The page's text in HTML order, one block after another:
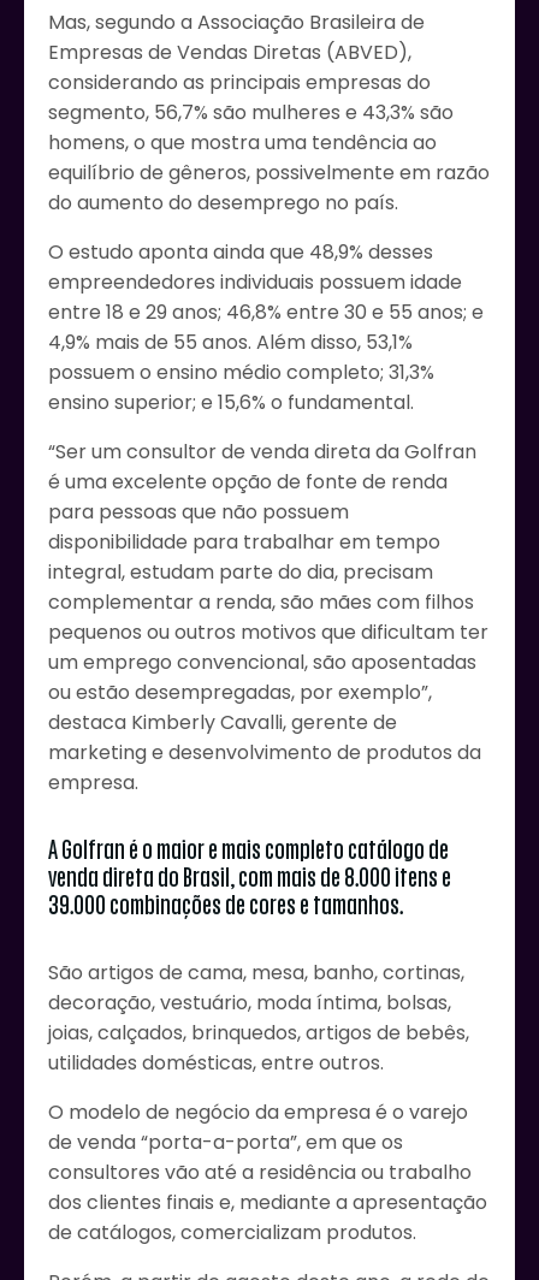
Mas, segundo a Associação Brasileira de
Empresas de Vendas Diretas (ABVED),
considerando as principais empresas do
segmento, 56,7% são mulheres e 43,3% são
homens, o que mostra uma tendência ao
equilíbrio de gêneros, possivelmente em razão
do aumento do desemprego no país.
O estudo aponta ainda que 48,9% desses
empreendedores individuais possuem idade
entre 18 e 29 anos; 46,8% entre 30 e 55 anos; e
4,9% mais de 55 anos. Além disso, 53,1%
possuem o ensino médio completo; 31,3%
ensino superior; e 15,6% o fundamental.
“Ser um consultor de venda direta da Golfran
é uma excelente opção de fonte de renda
para pessoas que não possuem
disponibilidade para trabalhar em tempo
integral, estudam parte do dia, precisam
complementar a renda, são mães com filhos
pequenos ou outros motivos que dificultam ter
um emprego convencional, são aposentadas
ou estão desempregadas, por exemplo”,
destaca Kimberly Cavalli, gerente de
marketing e desenvolvimento de produtos da
empresa.
A Golfran é o maior e mais completo catálogo de
venda direta do Brasil, com mais de 8.000 itens e
39.000 combinações de cores e tamanhos.
São artigos de cama, mesa, banho, cortinas,
decoração, vestuário, moda íntima, bolsas,
joias, calçados, brinquedos, artigos de bebês,
utilidades domésticas, entre outros.
O modelo de negócio da empresa é o varejo
de venda “porta-a-porta”, em que os
consultores vão até a residência ou trabalho
dos clientes finais e, mediante a apresentação
de catálogos, comercializam produtos.